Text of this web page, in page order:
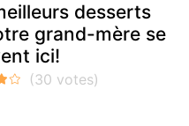
desserts
grand-mère se
ici!